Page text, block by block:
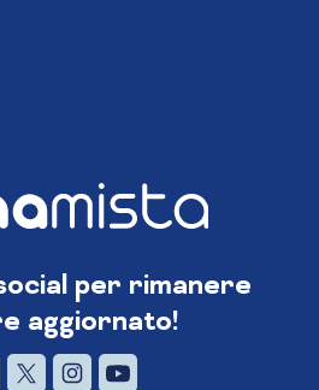
per rimanere
aggiornato!